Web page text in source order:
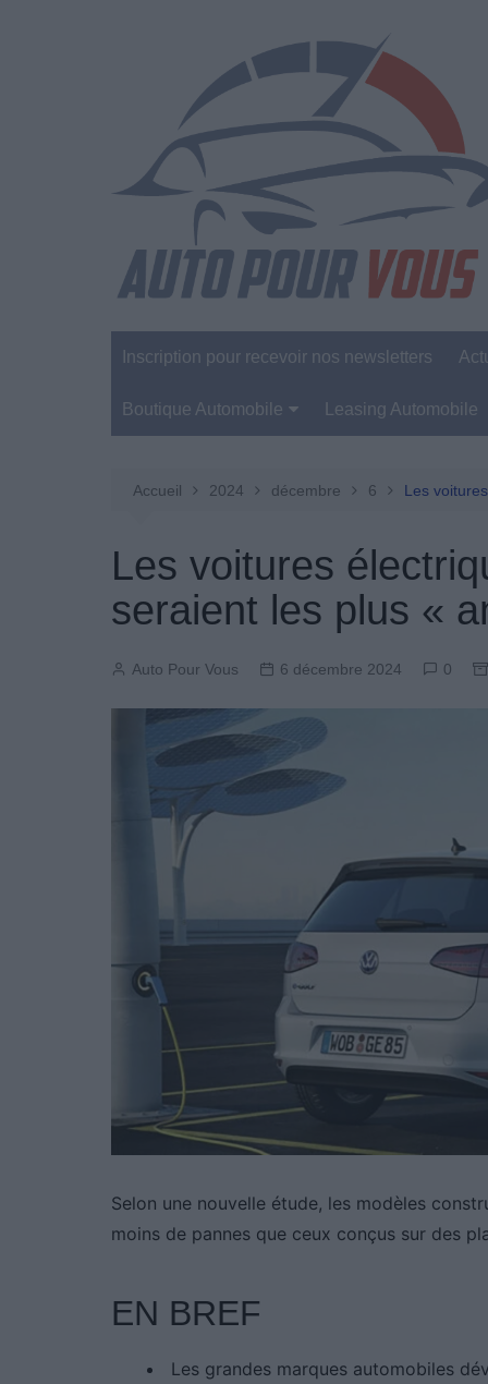
Inscription pour recevoir nos newsletters
Boutique Automobile
Entretien Automobile
Produits Boutique
Leasing Automobile
Accueil 2024 décembre 6 Les
Les voitures
seraient les plus «
Auto Pour Vous 6 décembre 2024 0
Selon une nouvelle étude, les modèles
moins de pannes que ceux conçus sur des
EN BREF
Les grandes marques automobiles